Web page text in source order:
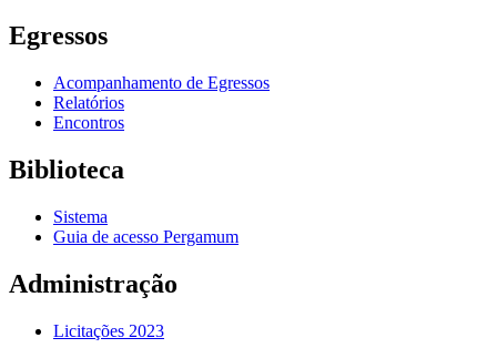
Egressos
Acompanhamento de Egressos
Relatórios
Encontros
Biblioteca
Sistema
Guia de acesso Pergamum
Administração
Licitações 2023